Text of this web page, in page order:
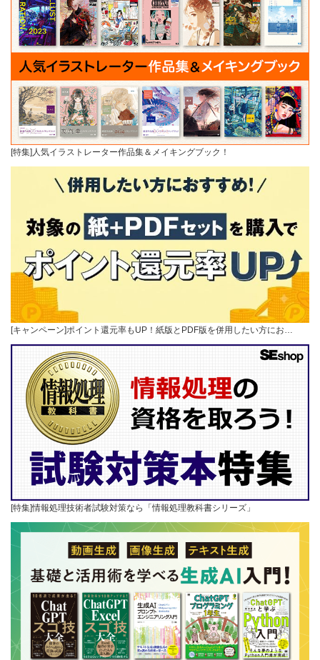
[特集]人気イラストレーター作品集＆メイキングブック！
[キャンペーン]ポイント還元率もUP！紙版とPDF版を併用したい方にお…
[特集]情報処理技術者試験対策なら「情報処理教科書シリーズ」